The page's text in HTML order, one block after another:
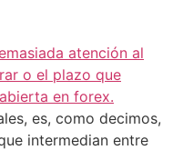
es, como decimos,
intermedian entre